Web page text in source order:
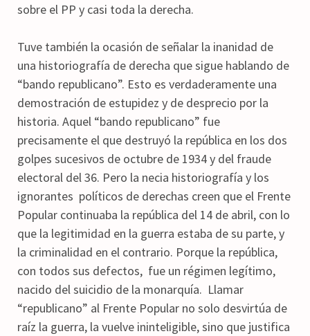
sobre el PP y casi toda la derecha.
Tuve también la ocasión de señalar la inanidad de
una historiografía de derecha que sigue hablando de
“bando republicano”. Esto es verdaderamente una
demostración de estupidez y de desprecio por la
historia. Aquel “bando republicano” fue
precisamente el que destruyó la república en los dos
golpes sucesivos de octubre de 1934 y del fraude
electoral del 36. Pero la necia historiografía y los
ignorantes políticos de derechas creen que el Frente
Popular continuaba la república del 14 de abril, con lo
que la legitimidad en la guerra estaba de su parte, y
la criminalidad en el contrario. Porque la república,
con todos sus defectos, fue un régimen legítimo,
nacido del suicidio de la monarquía. Llamar
“republicano” al Frente Popular no solo desvirtúa de
raíz la guerra, la vuelve ininteligible, sino que justifica